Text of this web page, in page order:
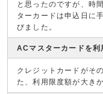
と思ったのですが、時
ターカードは申込日に
びました。
ACマスターカードを利
クレジットカードがそ
た、利用限度額が大き